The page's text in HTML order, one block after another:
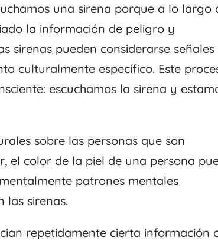
una sirena porque a lo largo
la información de peligro y
sirenas pueden considerarse señales
culturalmente específico. Este
escuchamos la sirena y
sobre las personas que son
el color de la piel de una persona
patrones mentales
las sirenas.
repetidamente cierta información